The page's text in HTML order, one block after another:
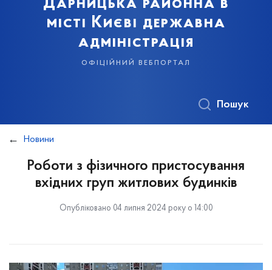
Дарницька районна в
місті Києві державна
адміністрація
офіційний вебпортал
Пошук
Новини
Роботи з фізичного пристосування
вхідних груп житлових будинків
Опубліковано 04 липня 2024 року о 14:00